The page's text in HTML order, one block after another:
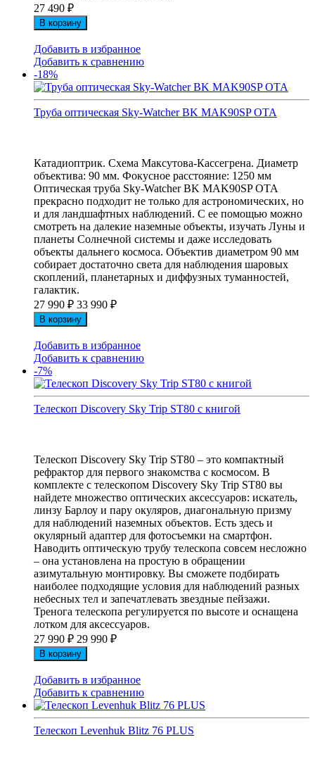
27 490 ₽
В корзину
Добавить в избранное
Добавить к сравнению
-18%
Труба оптическая Sky-Watcher BK MAK90SP OTA
Катадиоптрик. Схема Максутова-Кассегрена. Диаметр
объектива: 90 мм. Фокусное расстояние: 1250 мм
Оптическая труба Sky-Watcher BK MAK90SP OTA
прекрасно подходит не только для астрономических, но
и для ландшафтных наблюдений. С ее помощью можно
смотреть на далекие наземные объекты, изучать Луны и
планеты Солнечной системы и даже исследовать
объекты дальнего космоса. Объектив диаметром 90 мм
собирает достаточно света для наблюдения шаровых
скоплений, планетарных и диффузных туманностей,
галактик.
27 990 ₽ 33 990 ₽
В корзину
Добавить в избранное
Добавить к сравнению
-7%
Телескоп Discovery Sky Trip ST80 с книгой
Телескоп Discovery Sky Trip ST80 – это компактный
рефрактор для первого знакомства с космосом. В
комплекте с телескопом Discovery Sky Trip ST80 вы
найдете множество оптических аксессуаров: искатель,
линзу Барлоу и пару окуляров, диагональную призму
для наблюдений наземных объектов. Есть здесь и
окулярный адаптер для фотосъемки на смартфон.
Наводить оптическую трубу телескопа совсем несложно
– она установлена на простую в обращении
азимутальную монтировку. Вы сможете подбирать
наиболее подходящие условия для наблюдений разных
небесных тел и запечатлевать звездные пейзажи.
Тренога телескопа регулируется по высоте и оснащена
лотком для аксессуаров.
27 990 ₽ 29 990 ₽
В корзину
Добавить в избранное
Добавить к сравнению
Телескоп Levenhuk Blitz 76 PLUS